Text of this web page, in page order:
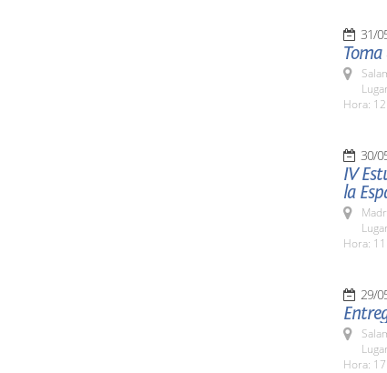
31/
Hora:
30/
IV
la
Hora:
29/
Hora: